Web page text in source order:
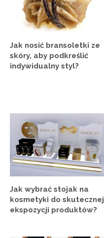
Jak nosić bransoletki ze
skóry, aby podkreślić
indywidualny styl?
Jak wybrać stojak na
kosmetyki do skutecznej
ekspozycji produktów?